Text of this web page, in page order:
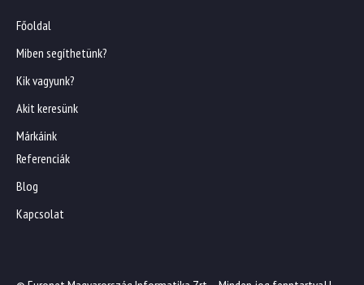
Főoldal
Miben segíthetünk?
Kik vagyunk?
Akit keresünk
Márkáink
Referenciák
Blog
Kapcsolat